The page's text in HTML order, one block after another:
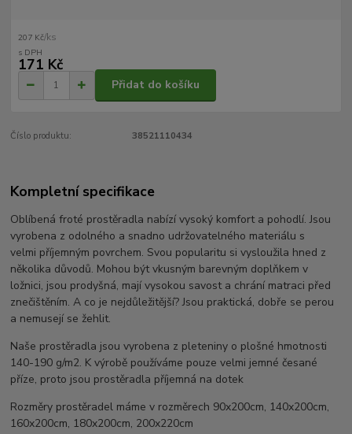
207 Kč/ks
171 Kč
Přidat do košíku
Číslo produktu: 38521110434
Kompletní specifikace
Oblíbená froté prostěradla nabízí vysoký komfort a pohodlí. Jsou
vyrobena z odolného a snadno udržovatelného materiálu s
velmi příjemným povrchem. Svou popularitu si vysloužila hned z
několika důvodů. Mohou být vkusným barevným doplňkem v
ložnici, jsou prodyšná, mají vysokou savost a chrání matraci před
znečištěním. A co je nejdůležitější? Jsou praktická, dobře se perou
a nemusejí se žehlit.
Naše prostěradla jsou vyrobena z pleteniny o plošné hmotnosti
140-190 g/m2. K výrobě používáme pouze velmi jemné česané
příze, proto jsou prostěradla příjemná na dotek
Rozměry prostěradel máme v rozměrech 90x200cm, 140x200cm,
160x200cm, 180x200cm, 200x220cm